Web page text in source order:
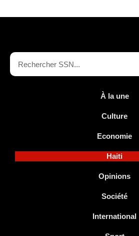
À la une
Culture
Economie
Haiti
Opinions
Société
International